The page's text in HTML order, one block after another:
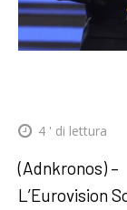
4 ' di lettura
(Adnkronos) –
L’Eurovision